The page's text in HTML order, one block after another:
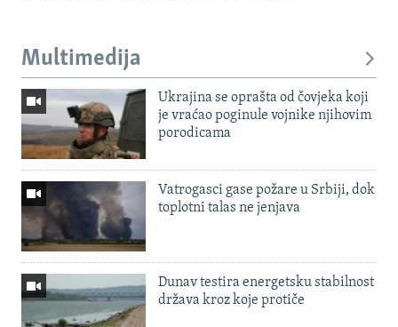
Multimedija
Ukrajina se oprašta od čovjeka koji
je vraćao poginule vojnike njihovim
porodicama
Vatrogasci gase požare u Srbiji, dok
toplotni talas ne jenjava
Dunav testira energetsku stabilnost
država kroz koje protiče